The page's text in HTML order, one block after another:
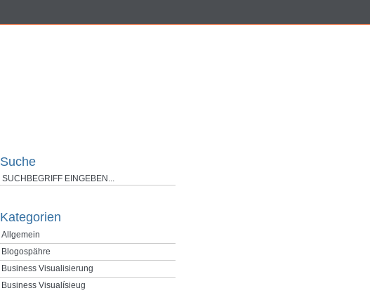
Suche
Kategorien
Allgemein
Blogospähre
Business Visualisierung
Business Visualísieug